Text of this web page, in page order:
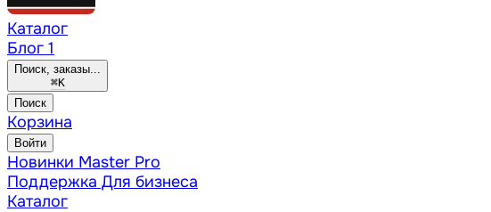
Каталог
Блог 1
Поиск, заказы...
⌘K
Поиск
Корзина
Войти
Новинки Master Pro
Поддержка Для бизнеса
Каталог